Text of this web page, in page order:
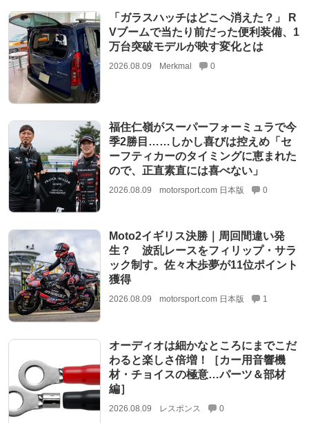
「ガラスハッチはどこへ消えた？」 R
Vブームで当たり前だった便利装備、1
万台突破モデルが映す変化とは
2026.08.09 Merkmal 0
福住仁嶺がスーパーフォーミュラで今
季2勝目……しかし喜びは控えめ「セ
ーフティカーのタイミングに恵まれた
ので、正直素直には喜べない」
2026.08.09 motorsport.com 日本版 0
Moto2イギリス決勝｜周回間違い発
生？ 波乱レースをフィリップ・サラ
ック制す。佐々木歩夢が11位ポイント
獲得
2026.08.09 motorsport.com 日本版 1
オーディオは細かなところにまでこだ
わると楽しさ倍増！［カー用音響機
材・チョイスの極意…パーツ＆部材
編］
2026.08.09 レスポンス 0